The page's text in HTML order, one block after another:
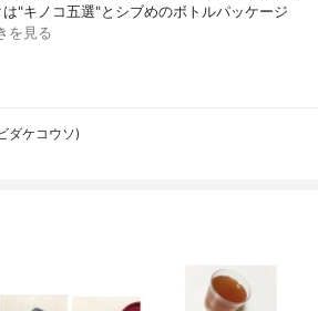
"キノコ五選"とシブめのボトルパッケージ
を見る
ダケコウソ)